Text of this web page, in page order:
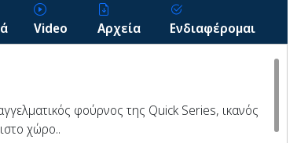
Video Αρχεία Ενδιαφέρομαι
φούρνος της Quick Series, ικανός
χώρο..